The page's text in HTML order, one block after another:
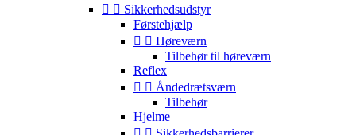
  Sikkerhedsudstyr
Førstehjælp
  Høreværn
Tilbehør til høreværn
Reflex
  Åndedrætsværn
Tilbehør
Hjelme